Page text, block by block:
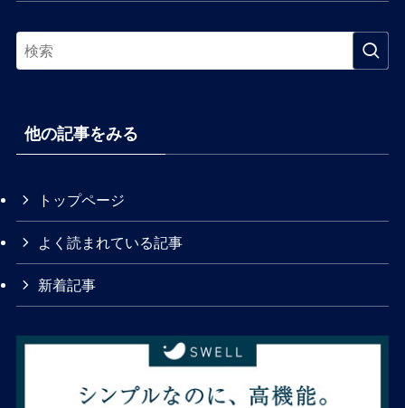
他の記事をみる
トップページ
よく読まれている記事
新着記事